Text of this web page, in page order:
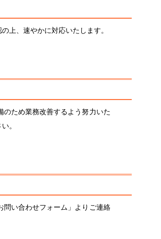
上、速やかに対応いたします。
のため業務改善するよう努力いた
。
問い合わせフォーム」よりご連絡